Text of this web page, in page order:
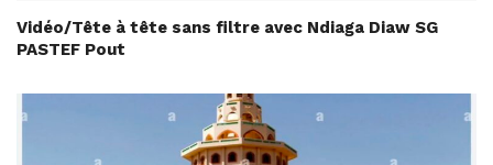
Vidéo/Tête à tête sans filtre avec Ndiaga Diaw SG
PASTEF Pout